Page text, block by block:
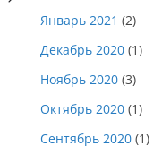
Январь 2021 (2)
Декабрь 2020 (1)
Ноябрь 2020 (3)
Октябрь 2020 (1)
Сентябрь 2020 (1)